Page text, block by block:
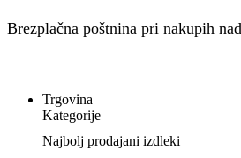
Brezplačna poštnina pri nakupih
Trgovina
Kategorije
Najbolj prodajani izdleki